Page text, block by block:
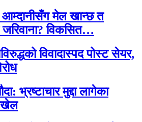
आम्दानीसँग मेल खान्छ त
विकसित…
विवादास्पद पोस्ट सेयर,
भ्रष्टाचार मुद्दा लागेका
खेल